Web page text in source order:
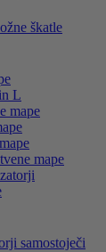
škatle
L
mape
mape
samostoječi